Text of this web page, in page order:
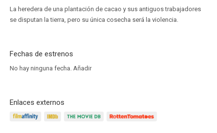
La heredera de una plantación de cacao y sus antiguos trabajadores
se disputan la tierra, pero su única cosecha será la violencia.
Fechas de estrenos
No hay ninguna fecha. Añadir
Enlaces externos